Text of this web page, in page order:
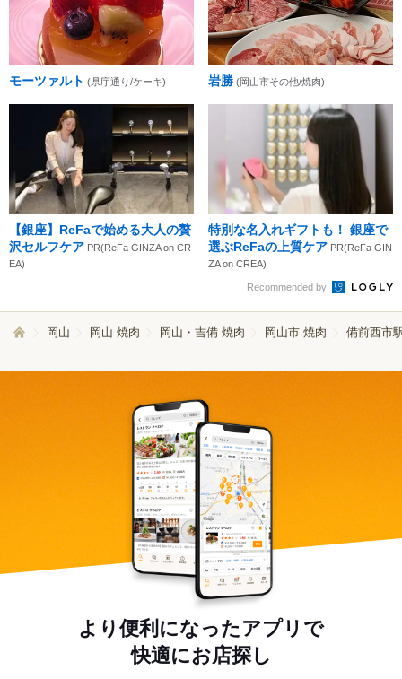
モーツァルト (県庁通り/ケーキ) 岩勝 (岡山市その他/焼肉)
【銀座】ReFaで始める大人の贅
沢セルフケア PR(ReFa GINZA on CR
EA)
特別な名入れギフトも！ 銀座で
選ぶReFaの上質ケア PR(ReFa GIN
ZA on CREA)
Recommended by
岡山 岡山 焼肉 岡山・吉備 焼肉 岡山市 焼肉 備前西市
より便利になったアプリで
快適にお店探し